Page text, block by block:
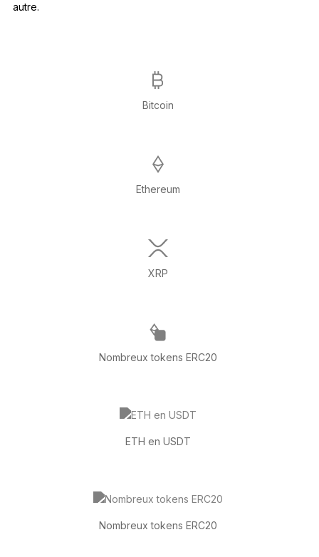
autre.
Bitcoin
Ethereum
XRP
Nombreux tokens ERC20
ETH en USDT
Nombreux tokens ERC20